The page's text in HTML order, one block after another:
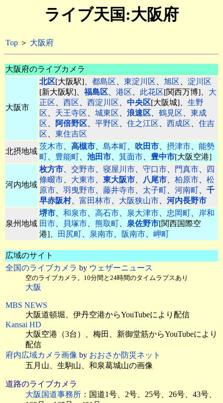
ライブ天国:大阪府
Top ＞ 大阪府
大阪府のライブカメラ
大阪市
北区[大阪駅]、 都島区、 東淀川区、 旭区、 淀川区
[新大阪駅]、 福島区、 港区、 此花区[関西万博]、 大
正区、 西区、 西淀川区、 中央区[大阪城]、 生野
区、 天王寺区、 城東区、 浪速区、 鶴見区、 東成
区、 阿倍野区、 平野区、 住之江区、 西成区、 住吉
区、 東住吉区
北摂地域
茨木市、 高槻市、 島本町、 吹田市、 摂津市、 能勢
町、 豊能町、 池田市、 箕面市、 豊中市[大阪空港]
河内地域
枚方市、 交野市、 寝屋川市、 守口市、 門真市、
四
條畷市、 大東市、 東大阪市、 八尾市、 柏原市、 松
原市、 羽曳野市、 藤井寺市、 太子町、 河南町、 千
早赤阪村、 富田林市、 大阪狭山市、 河内長野市
泉州地域
堺市、 和泉市、 高石市、 泉大津市、 忠岡町、
岸和
田市、 貝塚市、 熊取町、 泉佐野市[関西国際空
港]、
田尻町、 泉南市、 阪南市、 岬町
広域のサイト
全国のライブカメラ by ウェザーニュース
空のライブカメラ。10分間と24時間のタイムラプスあり
大阪
MBS NEWS
大阪道頓堀、伊丹空港からYouTubeにより配信
Kansai HD
大阪空港（3台）、梅田、新御堂筋からYouTubeにより
配信
府内広域カメラ画像 by おおさか防災ネット
五月山、生駒山、和泉葛城山の画像
道路のライブカメラ
大阪国道事務所 ：国道1号、2号、25号、26号、43号、